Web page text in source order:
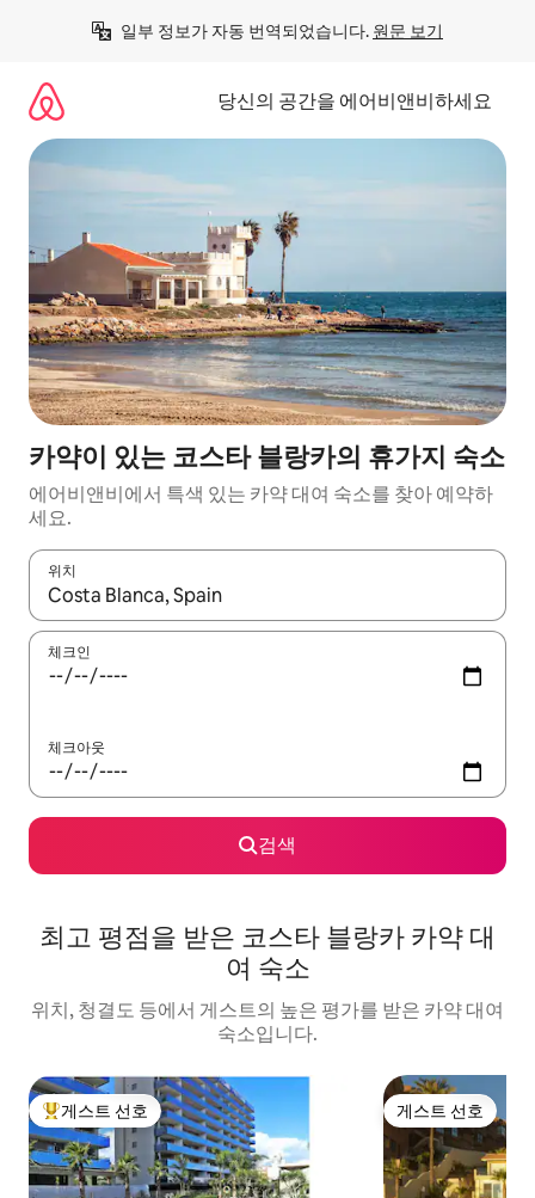
일부 정보가 자동 번역되었습니다. 원문 보기
당신의 공간을 에어비앤비하세요
카약이 있는 코스타 블랑카의 휴가지 숙소
에어비앤비에서 특색 있는 카약 대여 숙소를 찾아 예약하
세요.
위치
결과가 나오면 위·아래 화살표 키를 사용하거나 터치 또는 스와이
체크인
체크아웃
검색
최고 평점을 받은 코스타 블랑카 카약 대
여 숙소
위치, 청결도 등에서 게스트의 높은 평가를 받은 카약 대여
숙소입니다.
상위 게스트 선호
게스트 선호 게스트 선호
게스트 선호